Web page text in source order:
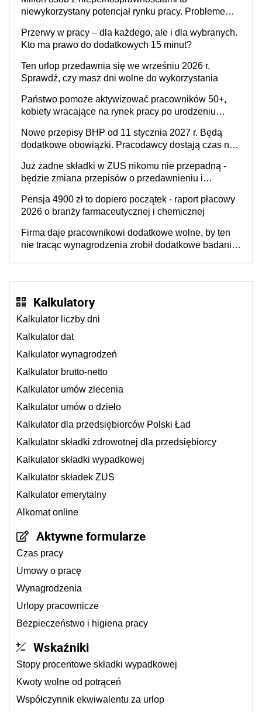
niewykorzystany potencjał rynku pracy. Problemem
refundacji, ale bariery po stronie systemu i
świadomości pracodawców [WYWIAD]
Przerwy w pracy – dla każdego, ale i dla wybranych.
Kto ma prawo do dodatkowych 15 minut?
Ten urlop przedawnia się we wrześniu 2026 r.
Sprawdź, czy masz dni wolne do wykorzystania
Państwo pomoże aktywizować pracowników 50+,
kobiety wracające na rynek pracy po urodzeniu
neuroatypowe. Powstanie Fundusz na rzecz
Inkluzywności w Zatrudnianiu?
Nowe przepisy BHP od 11 stycznia 2027 r. Będą
dodatkowe obowiązki. Pracodawcy dostają czas na
Już żadne składki w ZUS nikomu nie przepadną -
będzie zmiana przepisów o przedawnieniu i
Pensja 4900 zł to dopiero początek - raport płacowy
2026 o branży farmaceutycznej i chemicznej
Firma daje pracownikowi dodatkowe wolne, by ten
nie tracąc wynagrodzenia zrobił dodatkowe badania.
Kalkulatory
Kalkulator liczby dni
Kalkulator dat
Kalkulator wynagrodzeń
Kalkulator brutto-netto
Kalkulator umów zlecenia
Kalkulator umów o dzieło
Kalkulator dla przedsiębiorców Polski Ład
Kalkulator składki zdrowotnej dla przedsiębiorcy
Kalkulator składki wypadkowej
Kalkulator składek ZUS
Kalkulator emerytalny
Alkomat online
Aktywne formularze
Czas pracy
Umowy o pracę
Wynagrodzenia
Urlopy pracownicze
Bezpieczeństwo i higiena pracy
Wskaźniki
Stopy procentowe składki wypadkowej
Kwoty wolne od potrąceń
Współczynnik ekwiwalentu za urlop